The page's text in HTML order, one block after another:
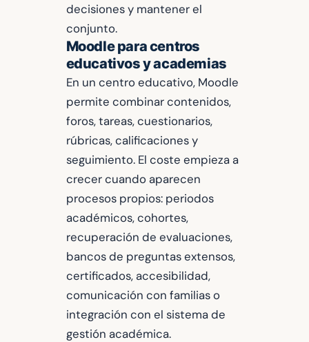
decisiones y mantener el
conjunto.
Moodle para centros
educativos y academias
En un centro educativo, Moodle
permite combinar contenidos,
foros, tareas, cuestionarios,
rúbricas, calificaciones y
seguimiento. El coste empieza a
crecer cuando aparecen
procesos propios: periodos
académicos, cohortes,
recuperación de evaluaciones,
bancos de preguntas extensos,
certificados, accesibilidad,
comunicación con familias o
integración con el sistema de
gestión académica.